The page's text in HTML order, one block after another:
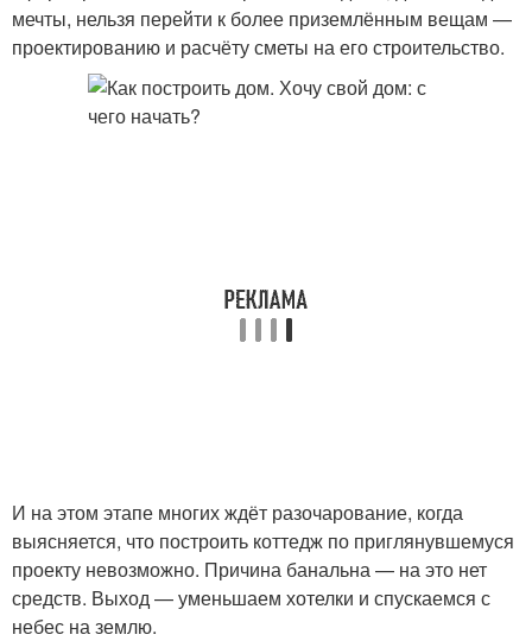
мечты, нельзя перейти к более приземлённым вещам —
проектированию и расчёту сметы на его строительство.
И на этом этапе многих ждёт разочарование, когда
выясняется, что построить коттедж по приглянувшемуся
проекту невозможно. Причина банальна — на это нет
средств. Выход — уменьшаем хотелки и спускаемся с
небес на землю.